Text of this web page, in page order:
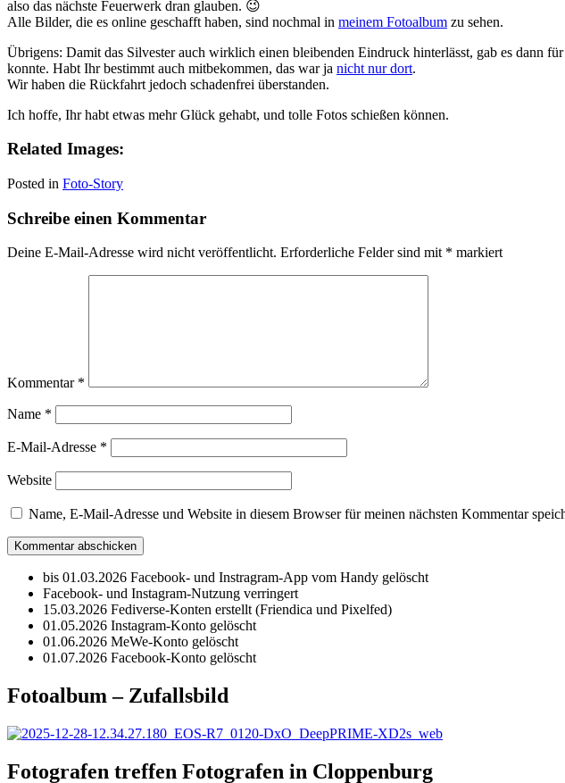
also das nächste Feuerwerk dran glauben. 😉
Alle Bilder, die es online geschafft haben, sind nochmal in meinem Fotoalbum zu sehen.
Übrigens: Damit das Silvester auch wirklich einen bleibenden Eindruck hinterlässt, gab es dann
konnte. Habt Ihr bestimmt auch mitbekommen, das war ja nicht nur dort.
Wir haben die Rückfahrt jedoch schadenfrei überstanden.
Ich hoffe, Ihr habt etwas mehr Glück gehabt, und tolle Fotos schießen können.
Related Images:
Posted in Foto-Story
Schreibe einen Kommentar
Deine E-Mail-Adresse wird nicht veröffentlicht. Erforderliche Felder sind mit * markiert
Kommentar *
Name *
E-Mail-Adresse *
Website
Name, E-Mail-Adresse und Website in diesem Browser für meinen nächsten Kommentar
bis 01.03.2026 Facebook- und Instragram-App vom Handy gelöscht
Facebook- und Instagram-Nutzung verringert
15.03.2026 Fediverse-Konten erstellt (Friendica und Pixelfed)
01.05.2026 Instagram-Konto gelöscht
01.06.2026 MeWe-Konto gelöscht
01.07.2026 Facebook-Konto gelöscht
Fotoalbum – Zufallsbild
Fotografen treffen Fotografen in Cloppenburg